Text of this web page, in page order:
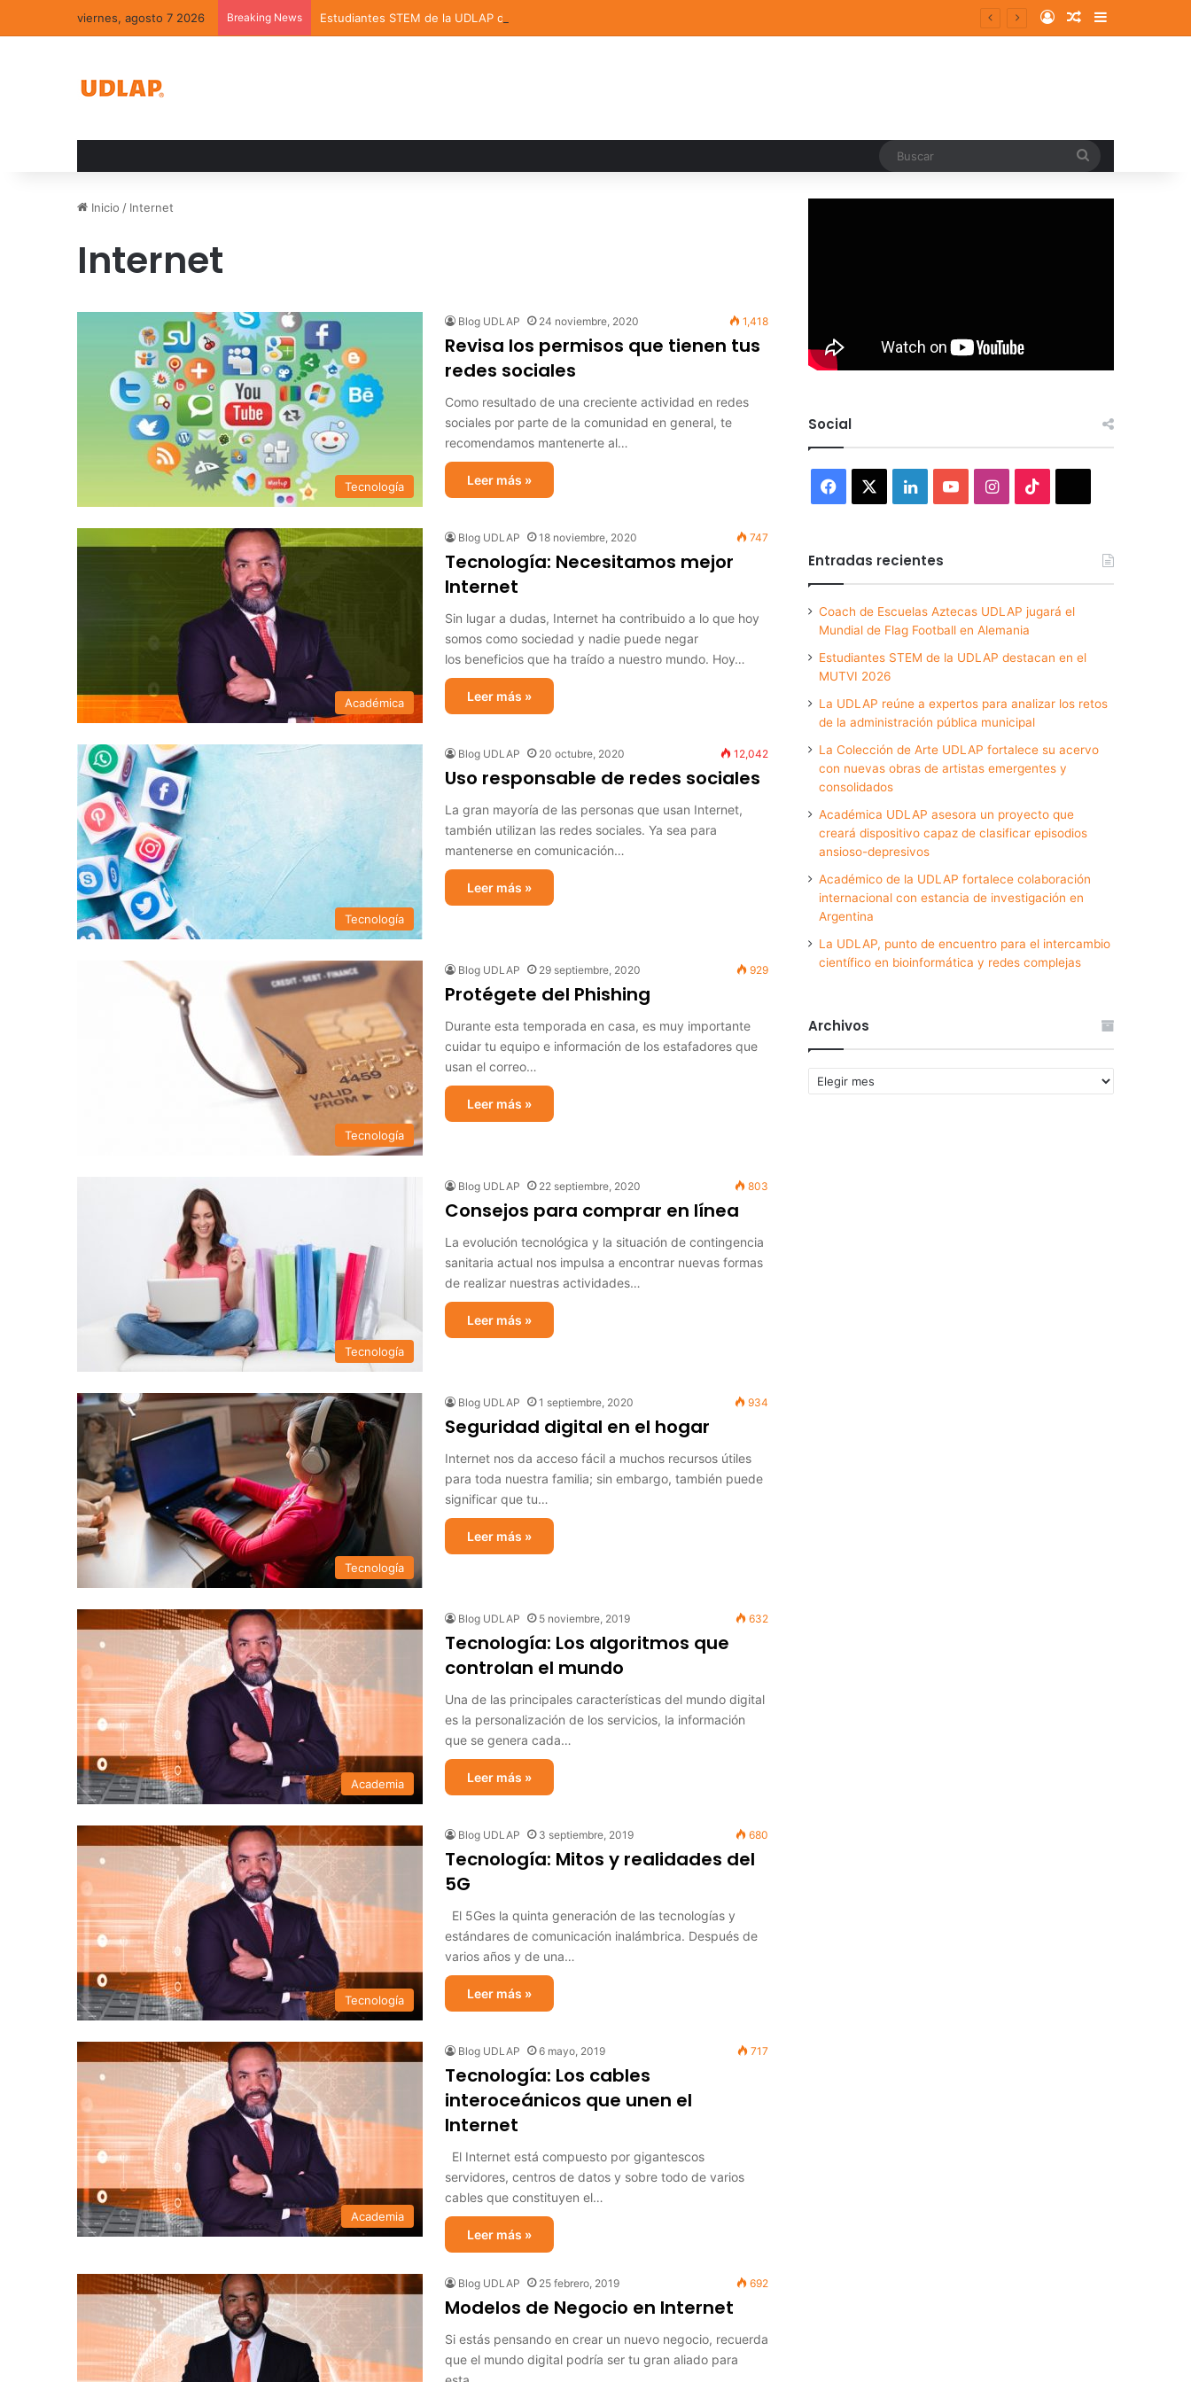
viernes, agosto 7 2026 Breaking News Estudiantes STEM de la UDLAP destacan en el MUTVI 2026 Log InRandom Article
Sidebar
Inicio / Internet
Internet
Tecnología
Blog UDLAP 24 noviembre, 2020 1,418
Revisa los permisos que tienen tus
redes sociales
Como resultado de una creciente actividad en redes
sociales por parte de la comunidad en general, te
recomendamos mantenerte al…
Leer más »
Académica
Blog UDLAP 18 noviembre, 2020 747
Tecnología: Necesitamos mejor
Internet
Sin lugar a dudas, Internet ha contribuido a lo que hoy
somos como sociedad y nadie puede negar
los beneficios que ha traído a nuestro mundo. Hoy…
Leer más »
Tecnología
Blog UDLAP 20 octubre, 2020 12,042
Uso responsable de redes sociales
La gran mayoría de las personas que usan Internet,
también utilizan las redes sociales. Ya sea para
mantenerse en comunicación…
Leer más »
Tecnología
Blog UDLAP 29 septiembre, 2020 929
Protégete del Phishing
Durante esta temporada en casa, es muy importante
cuidar tu equipo e información de los estafadores que
usan el correo…
Leer más »
Tecnología
Blog UDLAP 22 septiembre, 2020 803
Consejos para comprar en línea
La evolución tecnológica y la situación de contingencia
sanitaria actual nos impulsa a encontrar nuevas formas
de realizar nuestras actividades…
Leer más »
Tecnología
Blog UDLAP 1 septiembre, 2020 934
Seguridad digital en el hogar
Internet nos da acceso fácil a muchos recursos útiles
para toda nuestra familia; sin embargo, también puede
significar que tu…
Leer más »
Academia
Blog UDLAP 5 noviembre, 2019 632
Tecnología: Los algoritmos que
controlan el mundo
Una de las principales características del mundo digital
es la personalización de los servicios, la información
que se genera cada…
Leer más »
Tecnología
Blog UDLAP 3 septiembre, 2019 680
Tecnología: Mitos y realidades del
5G
El 5Ges la quinta generación de las tecnologías y
estándares de comunicación inalámbrica. Después de
varios años y de una…
Leer más »
Academia
Blog UDLAP 6 mayo, 2019 717
Tecnología: Los cables
interoceánicos que unen el
Internet
El Internet está compuesto por gigantescos
servidores, centros de datos y sobre todo de varios
cables que constituyen el…
Leer más »
Blog UDLAP 25 febrero, 2019 692
Modelos de Negocio en Internet
Si estás pensando en crear un nuevo negocio, recuerda
que el mundo digital podría ser tu gran aliado para
Social
Facebook LinkedInYouTubeInstagram
Entradas recientes
Coach de Escuelas Aztecas UDLAP jugará el
Mundial de Flag Football en Alemania
Estudiantes STEM de la UDLAP destacan en el
MUTVI 2026
La UDLAP reúne a expertos para analizar los retos
de la administración pública municipal
La Colección de Arte UDLAP fortalece su acervo
con nuevas obras de artistas emergentes y
consolidados
Académica UDLAP asesora un proyecto que
creará dispositivo capaz de clasificar episodios
ansioso-depresivos
Académico de la UDLAP fortalece colaboración
internacional con estancia de investigación en
Argentina
La UDLAP, punto de encuentro para el intercambio
científico en bioinformática y redes complejas
Archivos
Archivos